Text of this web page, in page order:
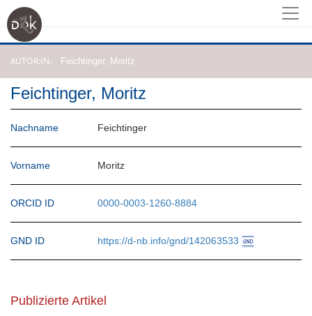
AUTOR:IN Feichtinger, Moritz
AUTOR:IN
Feichtinger, Moritz
Nachname Feichtinger
Vorname Moritz
ORCID ID 0000-0003-1260-8884
GND ID https://d-nb.info/gnd/142063533
Publizierte Artikel